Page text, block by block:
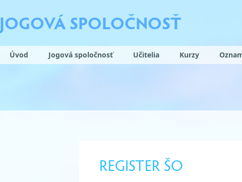
JOGOVÁ SPOLOČNOSŤ
Úvod Jogová spoločnosť Učitelia Kurzy
REGISTER ŠO